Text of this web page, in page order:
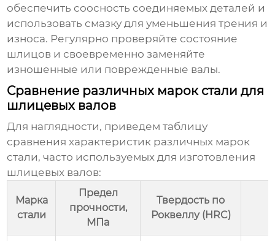
обеспечить соосность соединяемых деталей и
использовать смазку для уменьшения трения и
износа. Регулярно проверяйте состояние
шлицов и своевременно заменяйте
изношенные или поврежденные валы.
Сравнение различных марок стали для
шлицевых валов
Для наглядности, приведем таблицу
сравнения характеристик различных марок
стали, часто используемых для изготовления
шлицевых валов:
Марка
стали
Предел
прочности,
МПа
Твердость по
Роквеллу (HRC)